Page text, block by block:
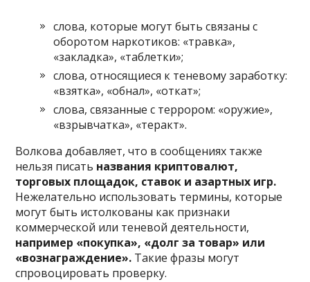
слова, которые могут быть связаны с
оборотом наркотиков: «травка»,
«закладка», «таблетки»;
слова, относящиеся к теневому заработку:
«взятка», «обнал», «откат»;
слова, связанные с террором: «оружие»,
«взрывчатка», «теракт».
Волкова добавляет, что в сообщениях также
нельзя писать названия криптовалют,
торговых площадок, ставок и азартных игр.
Нежелательно использовать термины, которые
могут быть истолкованы как признаки
коммерческой или теневой деятельности,
например «покупка», «долг за товар» или
«вознаграждение». Такие фразы могут
спровоцировать проверку.